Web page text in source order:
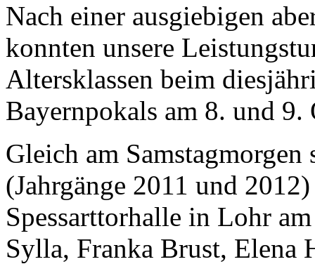
Nach einer ausgiebigen
konnten unsere
Altersklassen beim
Bayernpokals am 8. und 9.
Gleich am Samstagmorgen
(Jahrgänge 2011 und
Spessarttorhalle in Lohr
Sylla, Franka Brust, Elena